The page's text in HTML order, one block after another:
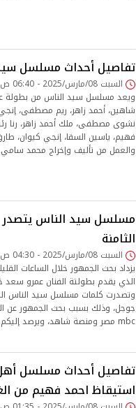
تفاصيل أحداث مسلسل
السبت 08/مارس/2025 - 06:40 ص
ويعد مسلسل سيد الناس من بطولة
شاهين، أحمد زاهر، ريم مصطفى،
نشوى مصطفى، ملك أحمد زاهر، رنا
فهيم، ياسين السقا، إنجي كيوان،
والعمل من تأليف وإخراج محمد سامي.
مسلسل سيد الناس يتصدر
الثامنة
السبت 08/مارس/2025 - 04:30 ص
يزداد بحث الجمهور خلال الساعات
جوجل، وذلك بسبب بحث الجمهور عن
mbc مصر ومنصة شاهد، ويرصد إليكم موقع الموجز التفاصيل .
تفاصيل أحداث مسلسل أهل
استيقاظ احمد فهيم من